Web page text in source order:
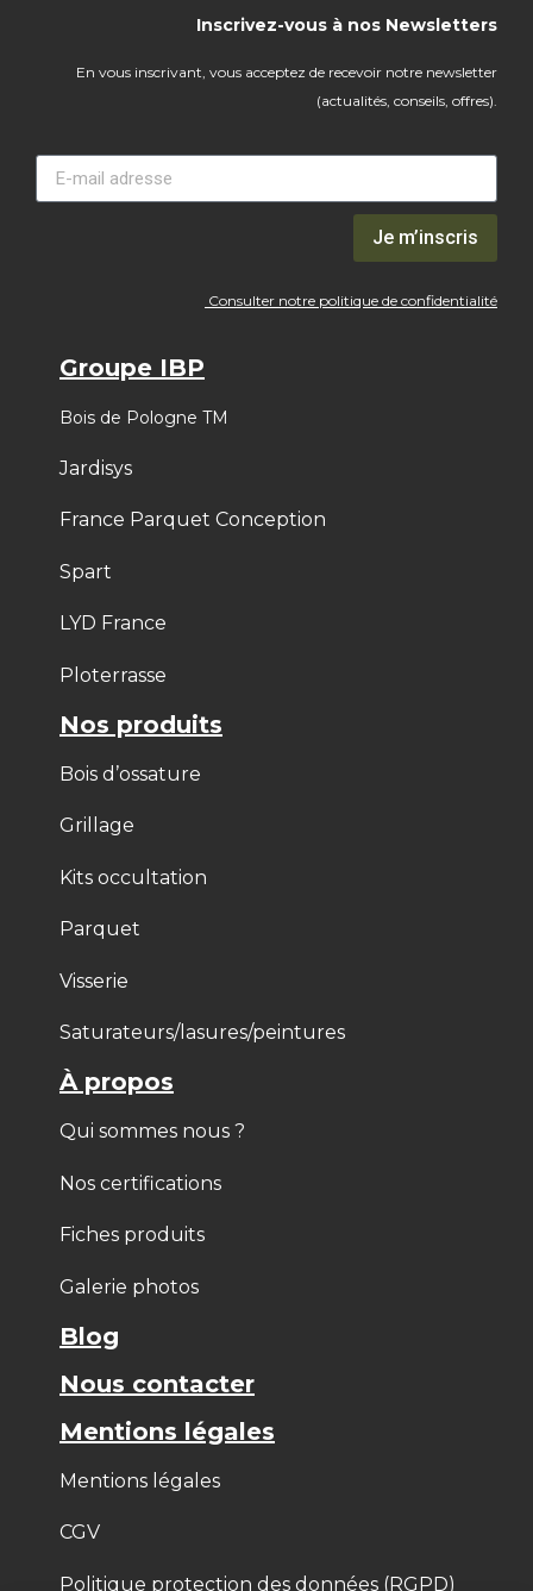
Inscrivez-vous à nos Newsletters
En vous inscrivant, vous acceptez de recevoir notre newsletter
(actualités, conseils, offres).
Je m’inscris
Consulter notre politique de confidentialité
Groupe IBP
Bois de Pologne TM
Jardisys
France Parquet Conception
Spart
LYD France
Ploterrasse
Nos produits
Bois d’ossature
Grillage
Kits occultation
Parquet
Visserie
Saturateurs/lasures/peintures
À propos
Qui sommes nous ?
Nos certifications
Fiches produits
Galerie photos
Blog
Nous contacter
Mentions légales
Mentions légales
CGV
Politique protection des données (RGPD)